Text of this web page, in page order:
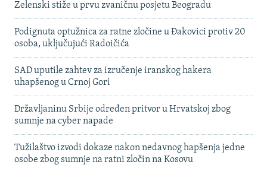
Zelenski stiže u prvu zvaničnu posjetu Beogradu
Podignuta optužnica za ratne zločine u Đakovici protiv 20
osoba, uključujući Radoičića
SAD uputile zahtev za izručenje iranskog hakera
uhapšenog u Crnoj Gori
Državljaninu Srbije određen pritvor u Hrvatskoj zbog
sumnje na cyber napade
Tužilaštvo izvodi dokaze nakon nedavnog hapšenja jedne
osobe zbog sumnje na ratni zločin na Kosovu